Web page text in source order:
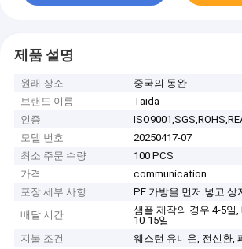
제품 설명
원래 장소
중국의 동완
브랜드 이름
Taida
인증
모델 번호
20250417-07
최소 주문 수량
100 PCS
가격
communication
포장 세부 사항
PE 가방을 먼저 넣고 상
배달 시간
샘플 제작의 경우 4-5일
10-15일
지불 조건
웨스턴 유니온, 전신환,